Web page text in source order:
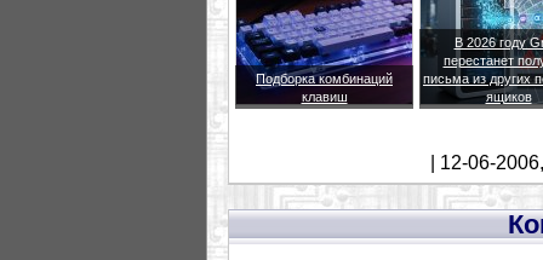
Подборка комбинаций
клавиш
В 2026 году
перестанет
письма из других
ящиков
| 12-06-